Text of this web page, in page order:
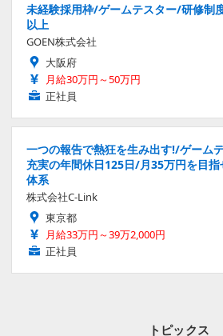
未経験採用枠/ゲームテスター/研修制
以上
GOEN株式会社
大阪府
月給30万円～50万円
正社員
一つの報告で熱狂を生み出す!/ゲーム
充実の年間休日125日/月35万円を目
体系
株式会社C-Link
東京都
月給33万円～39万2,000円
正社員
トピックス